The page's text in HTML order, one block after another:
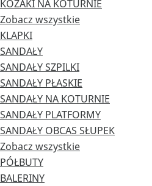
KOZAKI NA KOTURNIE
Zobacz wszystkie
KLAPKI
SANDAŁY
SANDAŁY SZPILKI
SANDAŁY PŁASKIE
SANDAŁY NA KOTURNIE
SANDAŁY PLATFORMY
SANDAŁY OBCAS SŁUPEK
Zobacz wszystkie
PÓŁBUTY
BALERINY